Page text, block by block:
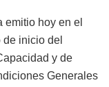
emitio hoy en el
de inicio del
y de
Generales